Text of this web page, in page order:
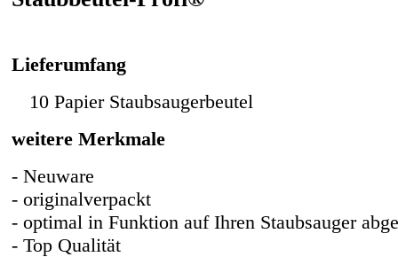
Lieferumfang
10 Papier Staubsaugerbeutel
weitere Merkmale
- Neuware
- originalverpackt
- optimal in Funktion auf Ihren Staubsauger
- Top Qualität